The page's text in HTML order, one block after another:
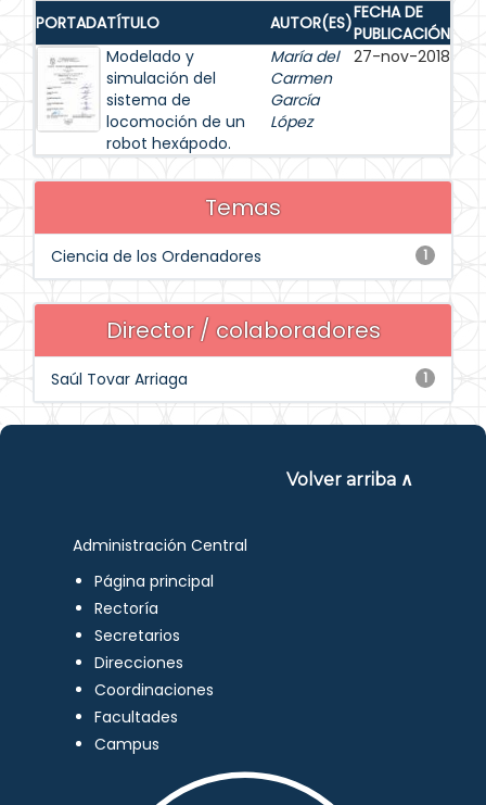
PORTADATÍTULO AUTOR(ES)FECHA DE
PUBLICACIÓN
Modelado y
simulación del
sistema de
locomoción de un
robot hexápodo.
María del
Carmen
García
López
27-nov-2018
Temas
1
Ciencia de los Ordenadores
Director / colaboradores
1
Saúl Tovar Arriaga
Volver arriba ∧
Administración Central
Página principal
Rectoría
Secretarios
Direcciones
Coordinaciones
Facultades
Campus